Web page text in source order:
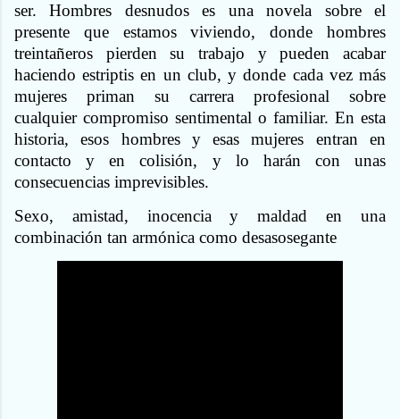
ser. Hombres desnudos es una novela sobre el
presente que estamos viviendo, donde hombres
treintañeros pierden su trabajo y pueden acabar
haciendo estriptis en un club, y donde cada vez más
mujeres priman su carrera profesional sobre
cualquier compromiso sentimental o familiar. En esta
historia, esos hombres y esas mujeres entran en
contacto y en colisión, y lo harán con unas
consecuencias imprevisibles.
Sexo, amistad, inocencia y maldad en una
combinación tan armónica como desasosegante